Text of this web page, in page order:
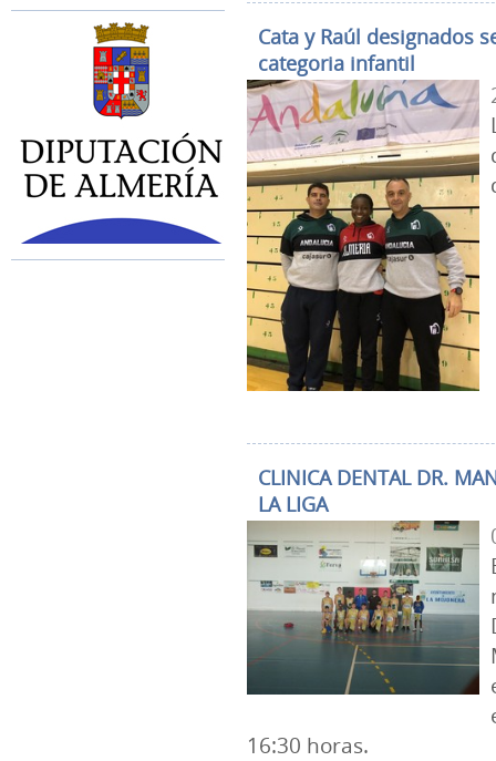
Cata y Raúl designados
categoria infantil
CLINICA DENTAL DR.
LA LIGA
16:30 horas.